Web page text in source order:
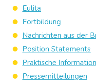
Eulita
Fortbildung
Nachrichten aus der
Position Statements
Praktische
Pressemitteilungen